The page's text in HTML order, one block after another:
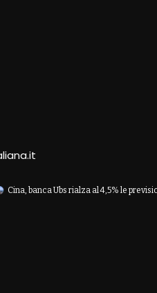
Ubs rialza al 4,5% le previsioni su